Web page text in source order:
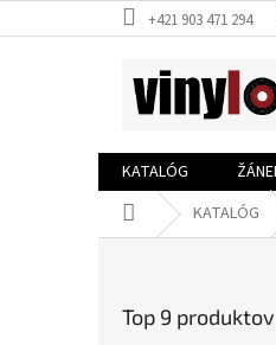
na
+421 903 471 294
KATALÓG
DomovKATALÓG
Top 9 produktov